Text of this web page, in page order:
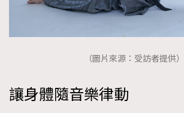
（圖片來源：受訪者提供）
讓身體隨音樂律動